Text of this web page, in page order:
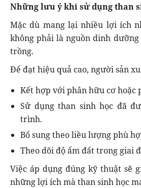
Những lưu ý khi sử dụng than
Mặc dù mang lại nhiều lợi ích
không phải là nguồn dinh
trồng.
Để đạt hiệu quả cao, người sản
Kết hợp với phân hữu cơ hoặc
Sử dụng than sinh học đã
trình.
Bổ sung theo liều lượng phù
Theo dõi độ ẩm đất trong giai
Việc áp dụng đúng kỹ thuật sẽ
những lợi ích mà than sinh học